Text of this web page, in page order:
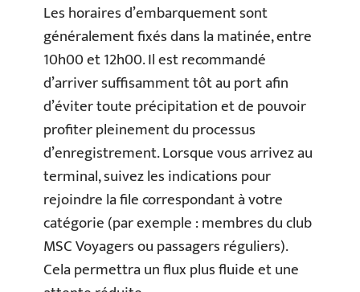
Les horaires d’embarquement sont
généralement fixés dans la matinée, entre
10h00 et 12h00. Il est recommandé
d’arriver suffisamment tôt au port afin
d’éviter toute précipitation et de pouvoir
profiter pleinement du processus
d’enregistrement. Lorsque vous arrivez au
terminal, suivez les indications pour
rejoindre la file correspondant à votre
catégorie (par exemple : membres du club
MSC Voyagers ou passagers réguliers).
Cela permettra un flux plus fluide et une